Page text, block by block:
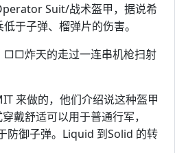
Suit/战术盔甲，据说希
于子弹、榴弹片的伤害。
□□炸天的走过一连串机枪扫射
来做的，他们介绍说这种盔甲
戴舒适可以用于普通行军，
防御子弹。Liquid 到Solid 的转